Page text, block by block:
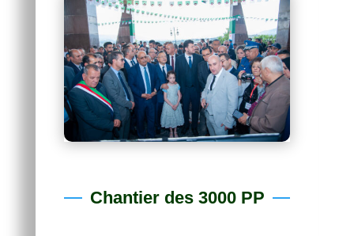
Chantier des 3000 PP